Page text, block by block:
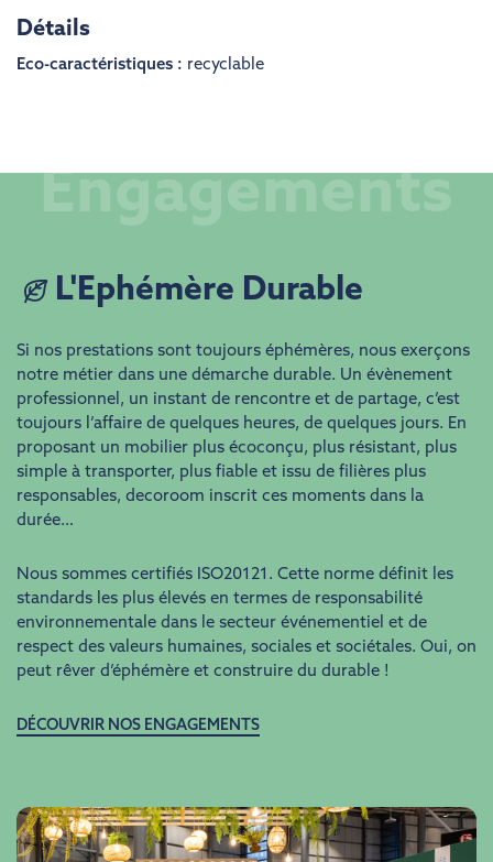
Détails
Eco-caractéristiques : recyclable
L'Ephémère Durable
Si nos prestations sont toujours éphémères, nous exerçons
notre métier dans une démarche durable. Un évènement
professionnel, un instant de rencontre et de partage, c’est
toujours l’affaire de quelques heures, de quelques jours. En
proposant un mobilier plus écoconçu, plus résistant, plus
simple à transporter, plus fiable et issu de filières plus
responsables, decoroom inscrit ces moments dans la
durée…
Nous sommes certifiés ISO20121. Cette norme définit les
standards les plus élevés en termes de responsabilité
environnementale dans le secteur événementiel et de
respect des valeurs humaines, sociales et sociétales. Oui, on
peut rêver d’éphémère et construire du durable !
DÉCOUVRIR NOS ENGAGEMENTS